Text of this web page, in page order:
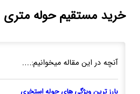
خرید مستقیم حوله متری
آنچه در این مقاله میخوانیم:....